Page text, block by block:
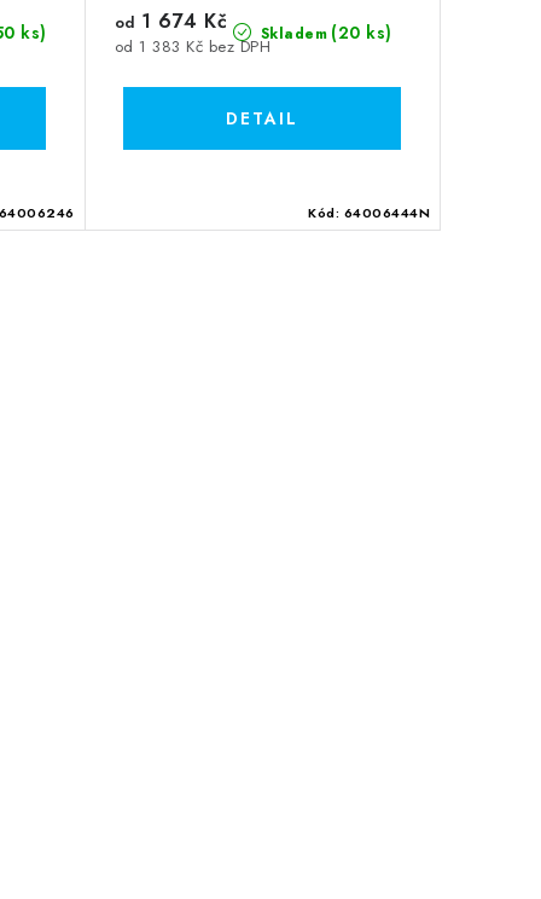
ks) Skladem (20 ks)
od 1 383 Kč bez DPH
od 1 674 Kč
Kód: 64006444N